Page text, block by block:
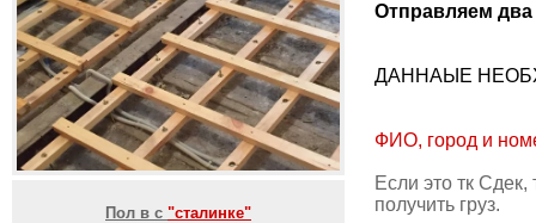
Пол в с "сталинке"
Отправляем два
ДАННАЫЕ
ФИО, город и
Если это тк
получить груз.